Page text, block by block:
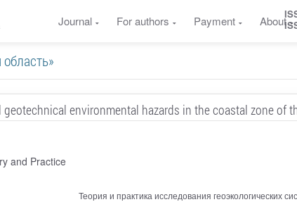
Journal For authors Payment About
environmental hazards in the coastal zone of
and Practice
Теория и практика исследования геоэкологических